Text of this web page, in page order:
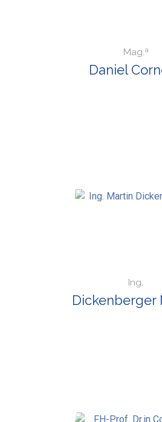
Mag.ª
Daniel
Ing.
Dickenberger